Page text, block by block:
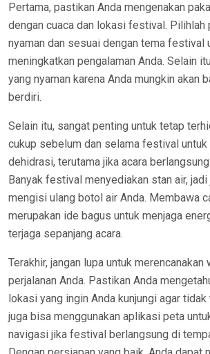
Pertama, pastikan Anda mengenakan
dengan cuaca dan lokasi festival. Pilihlah
nyaman dan sesuai dengan tema festival
meningkatkan pengalaman Anda. Selain
yang nyaman karena Anda mungkin akan
berdiri.
Selain itu, sangat penting untuk tetap
cukup sebelum dan selama festival untuk
dehidrasi, terutama jika acara
Banyak festival menyediakan stan air, jadi
mengisi ulang botol air Anda. Membawa
merupakan ide bagus untuk menjaga
terjaga sepanjang acara.
Terakhir, jangan lupa untuk merencanakan
perjalanan Anda. Pastikan Anda
lokasi yang ingin Anda kunjungi agar
juga bisa menggunakan aplikasi peta
navigasi jika festival berlangsung di